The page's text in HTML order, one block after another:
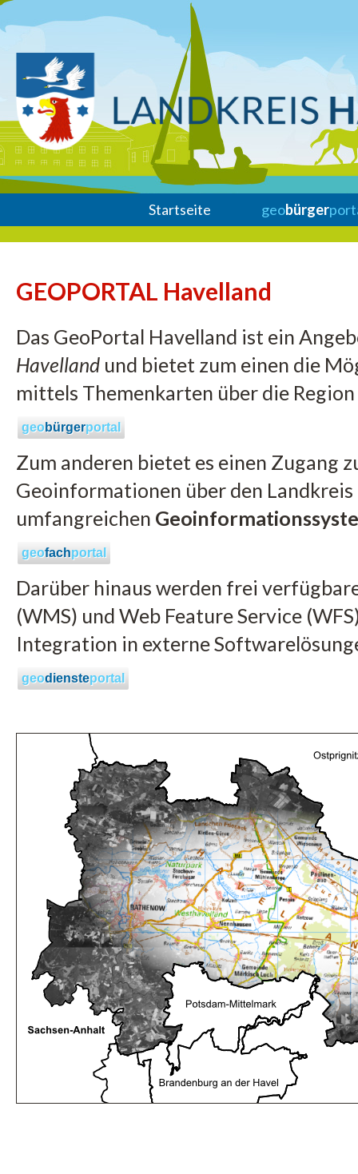
Startseite geobürger
GEOPORTAL Havelland
Das GeoPortal Havelland ist ein
Havelland und bietet zum einen die
mittels Themenkarten über die
geo bürgerportal
Zum anderen bietet es einen Zugang
Geoinformationen über den Landkreis
umfangreichen
geofachportal
Darüber hinaus werden frei
(WMS) und Web Feature Service
Integration in externe
geodiensteportal